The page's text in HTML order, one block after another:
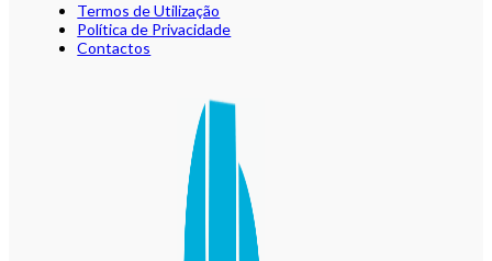
Termos de Utilização
Política de Privacidade
Contactos